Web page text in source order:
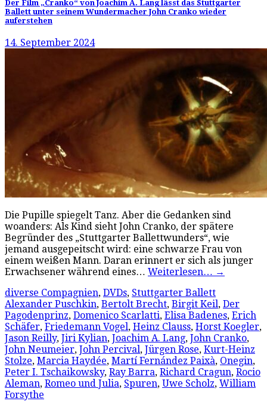
Der Film „Cranko“ von Joachim A. Lang lässt das Stuttgarter
Ballett unter seinem Wundermacher John Cranko wieder
auferstehen
14. September 2024
Die Pupille spiegelt Tanz. Aber die Gedanken sind
woanders: Als Kind sieht John Cranko, der spätere
Begründer des „Stuttgarter Ballettwunders“, wie
jemand ausgepeitscht wird: eine schwarze Frau von
einem weißen Mann. Daran erinnert er sich als junger
Erwachsener während eines… Weiterlesen… →
diverse Compagnien, DVDs, Stuttgarter Ballett
Alexander Puschkin, Bertolt Brecht, Birgit Keil, Der
Pagodenprinz, Domenico Scarlatti, Elisa Badenes, Erich
Schäfer, Friedemann Vogel, Heinz Clauss, Horst Koegler,
Jason Reilly, Jiri Kylian, Joachim A. Lang, John Cranko,
John Neumeier, John Percival, Jürgen Rose, Kurt-Heinz
Stolze, Marcia Haydée, Martí Fernández Paixà, Onegin,
Peter I. Tschaikowsky, Ray Barra, Richard Cragun, Rocio
Aleman, Romeo und Julia, Spuren, Uwe Scholz, William
Forsythe